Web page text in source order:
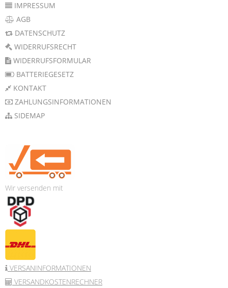
IMPRESSUM
AGB
DATENSCHUTZ
WIDERRUFSRECHT
WIDERRUFSFORMULAR
BATTERIEGESETZ
KONTAKT
ZAHLUNGSINFORMATIONEN
SIDEMAP
Wir versenden mit
VERSANINFORMATIONEN
VERSANDKOSTENRECHNER